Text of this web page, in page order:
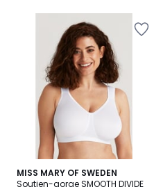
MISS MARY OF SWEDEN
Soutien-gorge SMOOTH DIVIDE
5
/
2